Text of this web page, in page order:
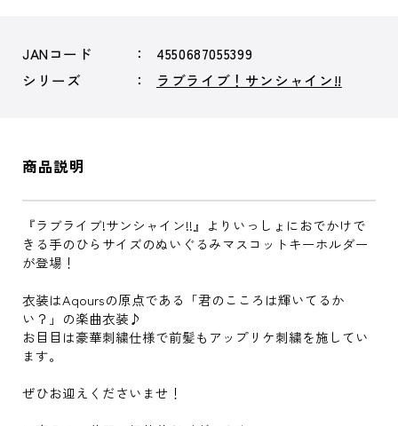
JANコード
4550687055399
シリーズ
ラブライブ！サンシャイン!!
商品説明
『ラブライブ!サンシャイン!!』よりいっしょにおでかけで
きる手のひらサイズのぬいぐるみマスコットキーホルダー
が登場！
衣装はAqoursの原点である「君のこころは輝いてるか
い？」の楽曲衣装♪
お目目は豪華刺繍仕様で前髪もアップリケ刺繍を施してい
ます。
ぜひお迎えくださいませ！